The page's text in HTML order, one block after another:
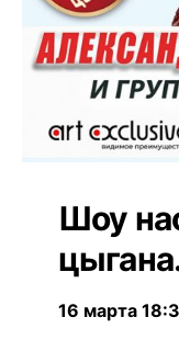
Шоу
16 марта